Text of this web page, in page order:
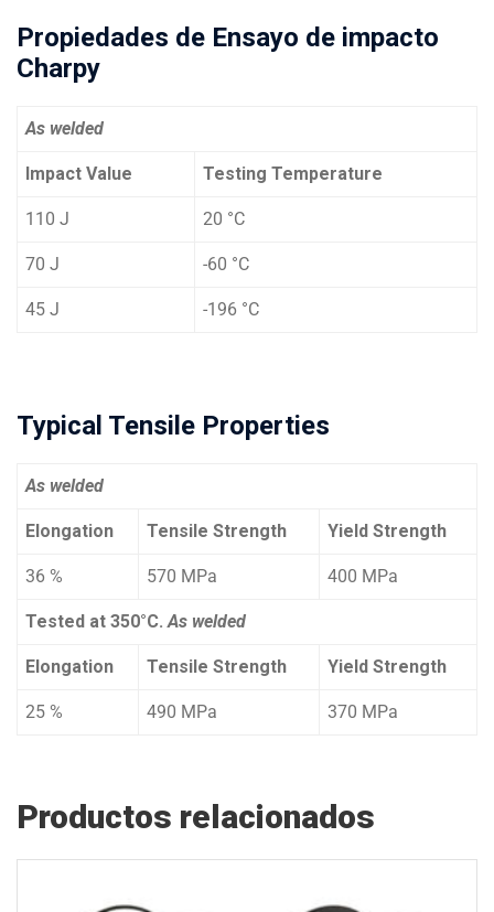
Propiedades de Ensayo de impacto
Charpy
As welded
Impact Value Testing Temperature
110 J 20 °C
70 J -60 °C
45 J -196 °C
Typical Tensile Properties
As welded
Elongation Tensile Strength Yield Strength
36 % 570 MPa 400 MPa
Tested at 350°C. As welded
Elongation Tensile Strength Yield Strength
25 % 490 MPa 370 MPa
Productos relacionados